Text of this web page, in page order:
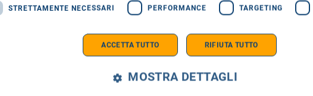
da una
appello ai cittadini affinché aderiscano alla
donazione di sangue, in un periodo in cui si
scorte.
STRETTAMENTE NECESSARI PERFORMANCE TARGETING
ACCETTA TUTTO RIFIUTA TUTTO
MOSTRA DETTAGLI